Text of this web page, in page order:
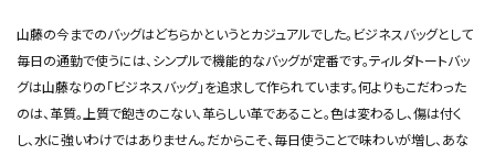
山藤の今までのバッグはどちらかというとカジュアルでした。ビジネスバッグとして
毎日の通勤で使うには、シンプルで機能的なバッグが定番です。ティルダトートバッ
グは山藤なりの「ビジネスバッグ」を追求して作られています。何よりもこだわった
のは、革質。上質で飽きのこない、革らしい革であること。色は変わるし、傷は付く
し、水に強いわけではありません。だからこそ、毎日使うことで味わいが増し、あな